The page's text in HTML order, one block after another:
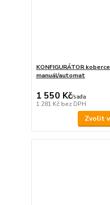
KONFIGURÁTOR
manuál/automat
1 550 Kč/sada
1 281 Kč bez DPH
Zvolit